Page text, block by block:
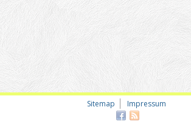
Sitemap Impressum